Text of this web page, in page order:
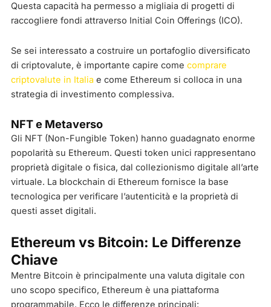
Questa capacità ha permesso a migliaia di progetti di
raccogliere fondi attraverso Initial Coin Offerings (ICO).
Se sei interessato a costruire un portafoglio diversificato
di criptovalute, è importante capire come comprare
criptovalute in Italia e come Ethereum si colloca in una
strategia di investimento complessiva.
NFT e Metaverso
Gli NFT (Non-Fungible Token) hanno guadagnato enorme
popolarità su Ethereum. Questi token unici rappresentano
proprietà digitale o fisica, dal collezionismo digitale all’arte
virtuale. La blockchain di Ethereum fornisce la base
tecnologica per verificare l’autenticità e la proprietà di
questi asset digitali.
Ethereum vs Bitcoin: Le Differenze
Chiave
Mentre Bitcoin è principalmente una valuta digitale con
uno scopo specifico, Ethereum è una piattaforma
programmabile. Ecco le differenze principali: